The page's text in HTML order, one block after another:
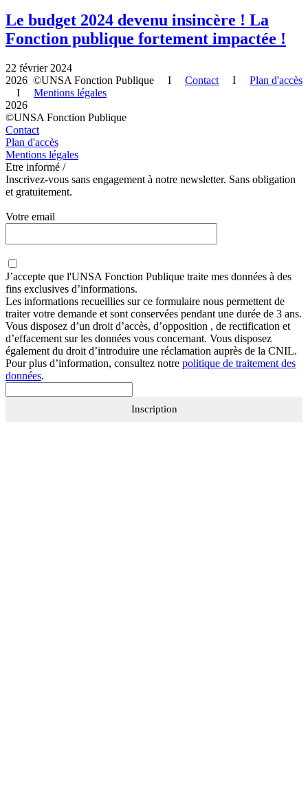
Le budget 2024 devenu insincère ! La
Fonction publique fortement impactée !
22 février 2024
2026 ©UNSA Fonction Publique I Contact I Plan d'accès
I Mentions légales
2026
©UNSA Fonction Publique
Contact
Plan d'accès
Mentions légales
Etre informé /
Inscrivez-vous sans engagement à notre newsletter. Sans obligation
et gratuitement.
Votre email
J’accepte que l'UNSA Fonction Publique traite mes données à des
fins exclusives d’informations.
Les informations recueillies sur ce formulaire nous permettent de
traiter votre demande et sont conservées pendant une durée de 3 ans.
Vous disposez d’un droit d’accès, d’opposition , de rectification et
d’effacement sur les données vous concernant. Vous disposez
également du droit d’introduire une réclamation auprès de la CNIL.
Pour plus d’information, consultez notre politique de traitement des
données.
Inscription